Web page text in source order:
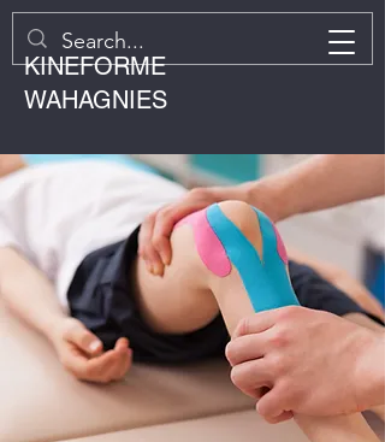
KINEFORME
WAHAGNIES